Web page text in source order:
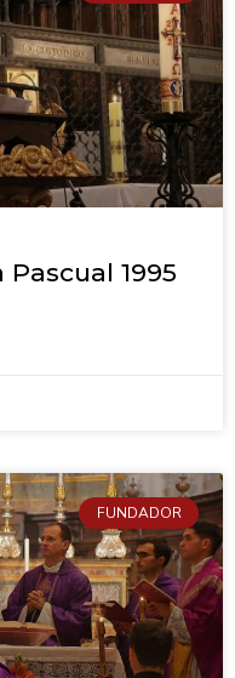
1995
FUNDADOR